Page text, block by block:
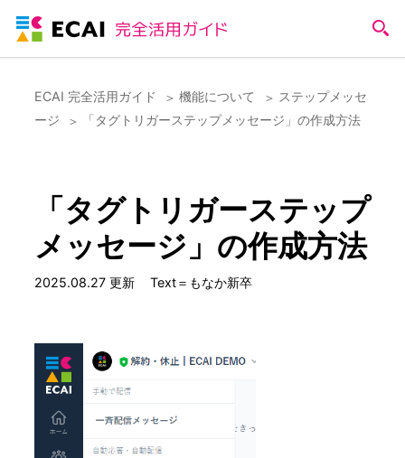
ECAI 完全活用ガイド 機能について
ステップメッセ
ージ
「タグトリガーステップメッセージ」の作成方法
「タグトリガーステップ
メッセージ」の作成方法
2025.08.27 更新 Text＝もなか新卒